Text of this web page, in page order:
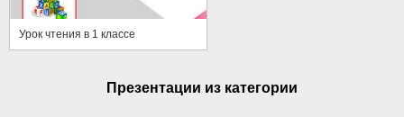
Урок чтения в 1 классе
Презентации из категории